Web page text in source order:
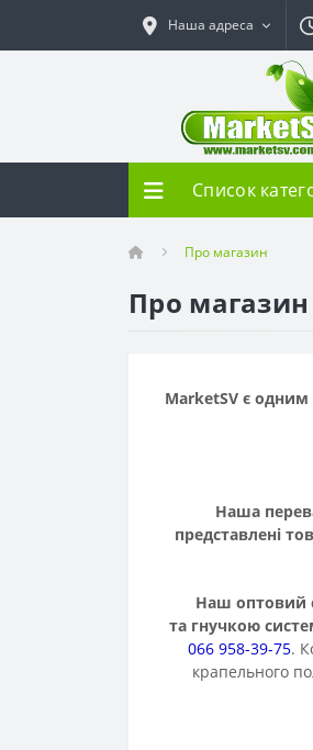
Наша адреса
Список
Про магазин
Про магазин
MarketSV є одним
Наша
представлені
Наш оптовий
та гнучкою
066 958-39-75.
крапельного